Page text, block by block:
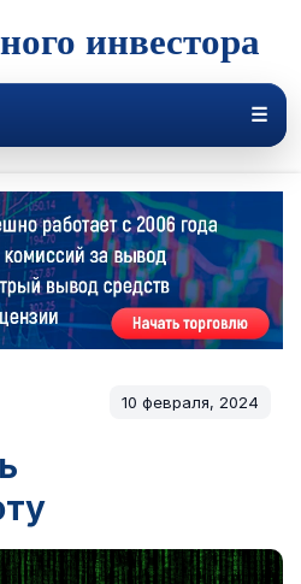
инвестора
☰
10 февраля, 2024